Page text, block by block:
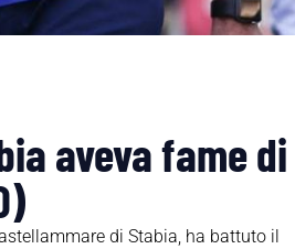
aveva fame di
di Stabia, ha battuto il